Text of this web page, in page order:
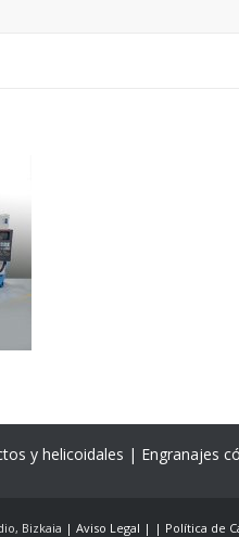
y helicoidales | Engranajes
Bizkaia | Aviso Legal | | Política de